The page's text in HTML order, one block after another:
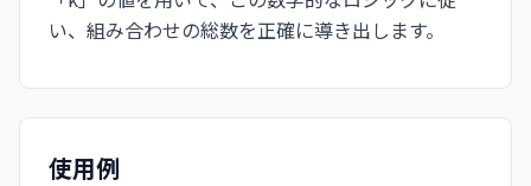
い、組み合わせの総数を正確に導き出します。
使用例